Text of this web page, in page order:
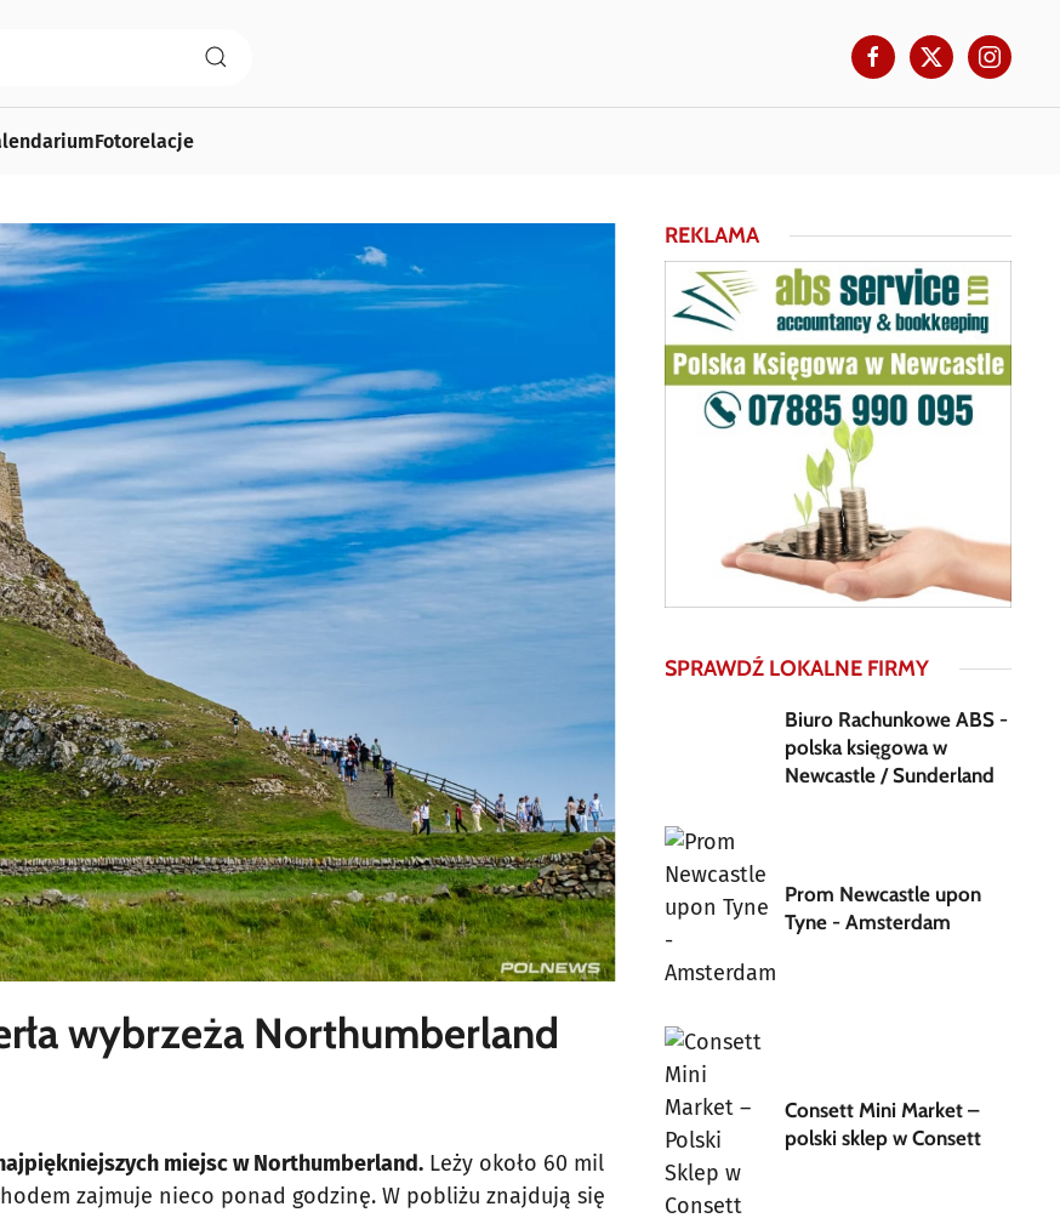
Fotorelacje
wybrzeża Northumberland
miejsc w Northumberland. Leży około 60 mil
zajmuje nieco ponad godzinę. W pobliżu znajdują się
REKLAMA
SPRAWDŹ LOKALNE FIRMY
Biuro Rachunkowe ABS -
polska księgowa w
Newcastle / Sunderland
Prom Newcastle upon
Tyne - Amsterdam
Consett Mini Market –
polski sklep w Consett